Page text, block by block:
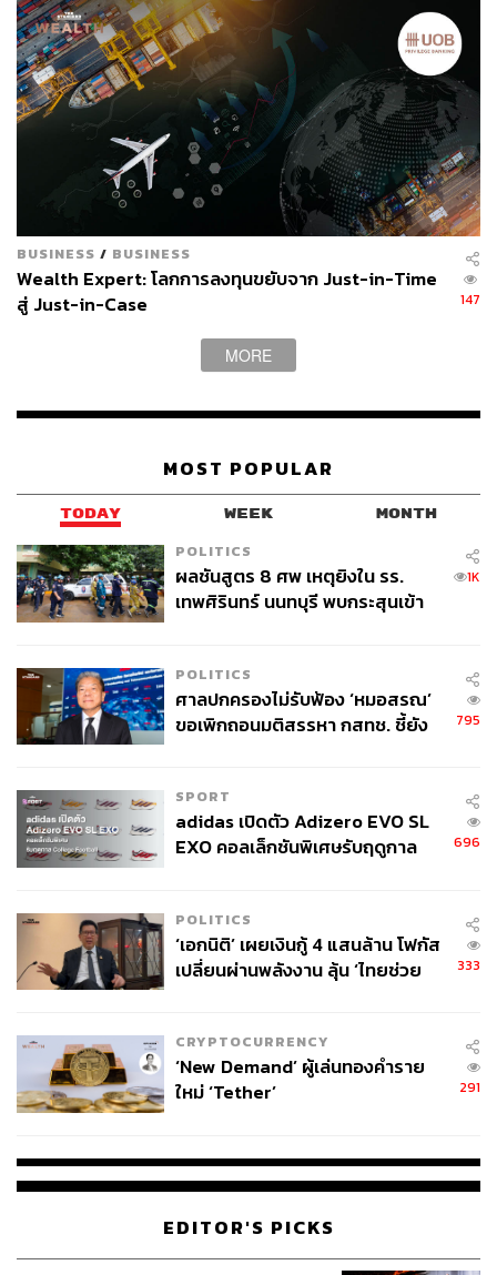
ผ่านแอปพลิเคชันต่างๆ ที่คุณสะดวกหรือใช้งานอยู่แล้วได้เลย
การลงทุน การเงิน เงินบาทอ่อนค่า
THE STANDARD TEAM
กองบรรณาธิการ THE STANDARD
BUSINESS / BUSINESS
Wealth Expert: โลกการลงทุนขยับจาก Just-in-Time
สู่ Just-in-Case
147
MORE
MOST POPULAR
TODAY WEEK MONTH
POLITICS
ผลชันสูตร 8 ศพ เหตุยิงใน รร.
เทพศิรินทร์ นนทบุรี พบกระสุนเข้า
1K
POLITICS
ศาลปกครองไม่รับฟ้อง ‘หมอสรณ’
ขอเพิกถอนมติสรรหา กสทช. ชี้ยัง
795
SPORT
adidas เปิดตัว Adizero EVO SL
EXO คอลเล็กชันพิเศษรับฤดูกาล
696
POLITICS
‘เอกนิติ’ เผยเงินกู้ 4 แสนล้าน โฟกัส
เปลี่ยนผ่านพลังงาน ลุ้น ‘ไทยช่วย
333
CRYPTOCURRENCY
‘New Demand’ ผู้เล่นทองคำราย
ใหม่ ‘Tether’
291
EDITOR'S PICKS